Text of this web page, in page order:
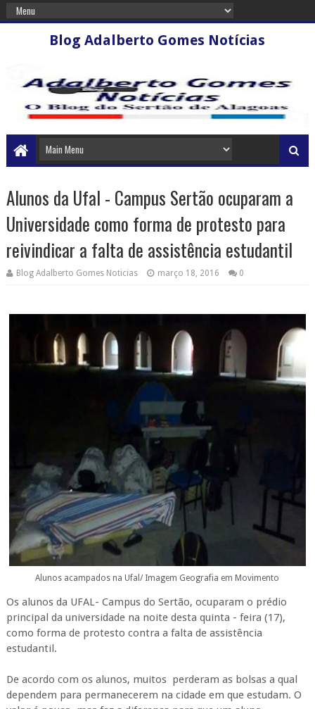
Blog Adalberto Gomes Notícias
Alunos da Ufal - Campus Sertão ocuparam a
Universidade como forma de protesto para
reivindicar a falta de assistência estudantil
Blog Adalberto Gomes Noticias março 18, 2016 0
Alunos acampados na Ufal/ Imagem Geografia em Movimento
Os alunos da UFAL- Campus do Sertão, ocuparam o prédio
principal da universidade na noite desta quinta - feira (17),
como forma de protesto contra a falta de assistência
estudantil.
De acordo com os alunos, muitos perderam as bolsas a qual
dependem para permanecerem na cidade em que estudam. O